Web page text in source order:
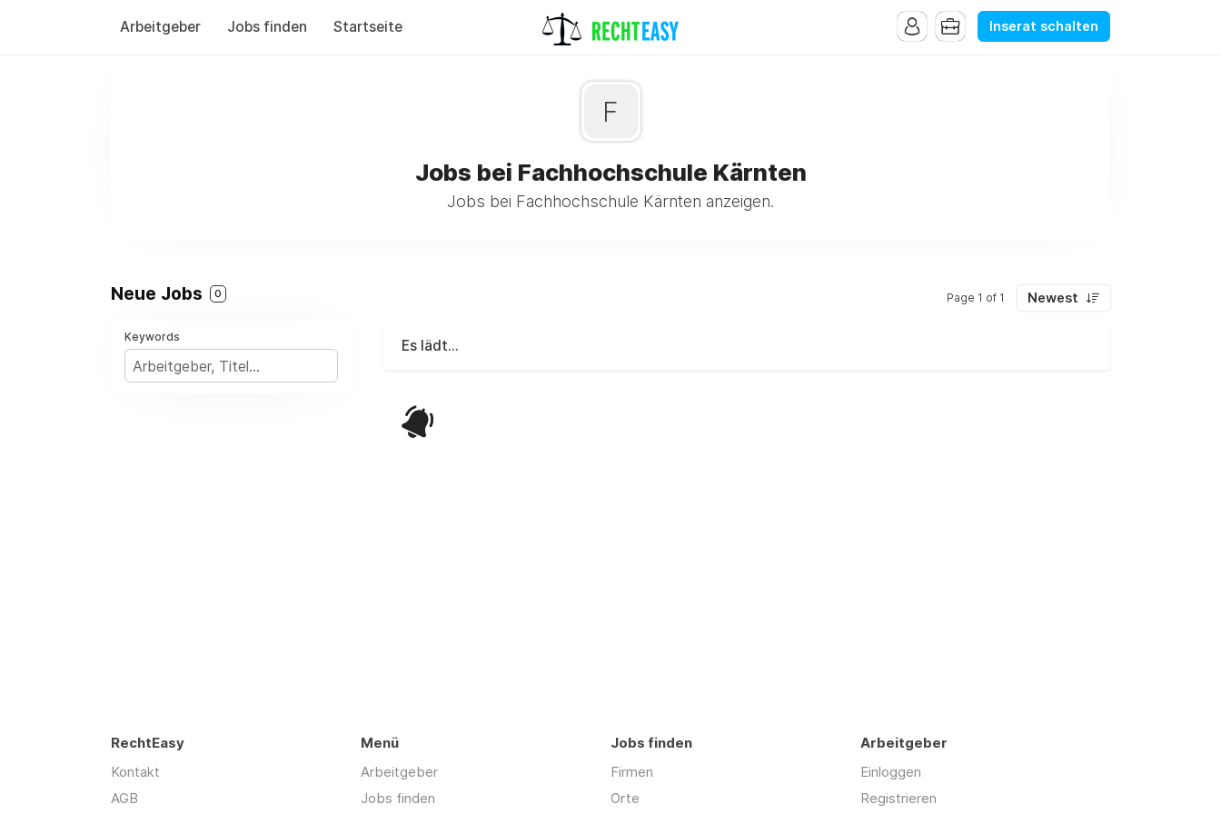
Arbeitgeber Jobs finden Startseite Inserat schalten
F
Jobs bei Fachhochschule Kärnten
Jobs bei Fachhochschule Kärnten anzeigen.
Neue Jobs 0 Page 1 of 1 Newest
Keywords
Es lädt...
RechtEasy
Kontakt
AGB
Menü
Arbeitgeber
Jobs finden
Jobs finden
Firmen
Orte
Arbeitgeber
Einloggen
Registrieren